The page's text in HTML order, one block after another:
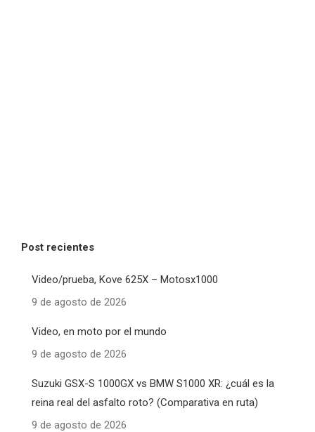
Post recientes
Video/prueba, Kove 625X – Motosx1000
9 de agosto de 2026
Video, en moto por el mundo
9 de agosto de 2026
Suzuki GSX-S 1000GX vs BMW S1000 XR: ¿cuál es la
reina real del asfalto roto? (Comparativa en ruta)
9 de agosto de 2026